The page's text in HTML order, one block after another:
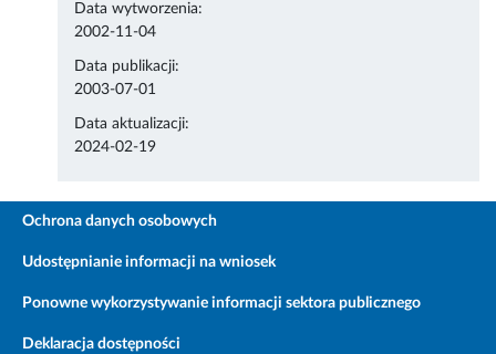
Data wytworzenia:
2002-11-04
Data publikacji:
2003-07-01
Data aktualizacji:
2024-02-19
Ochrona danych osobowych
Udostępnianie informacji na wniosek
Ponowne wykorzystywanie informacji sektora publicznego
Deklaracja dostępności